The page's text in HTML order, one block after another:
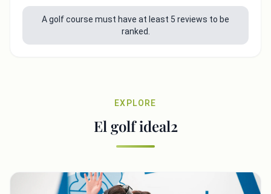
A golf course must have at least 5 reviews to be
ranked.
EXPLORE
El golf ideal2